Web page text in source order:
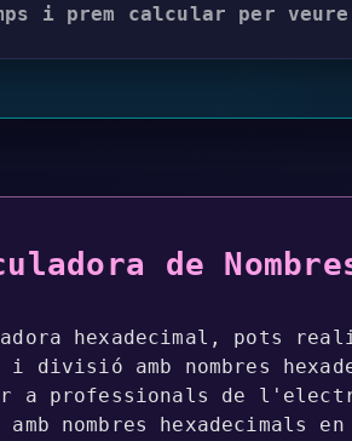
i prem calcular per
de
hexadecimal, pots
amb nombres
a professionals de
nombres hexadecimals